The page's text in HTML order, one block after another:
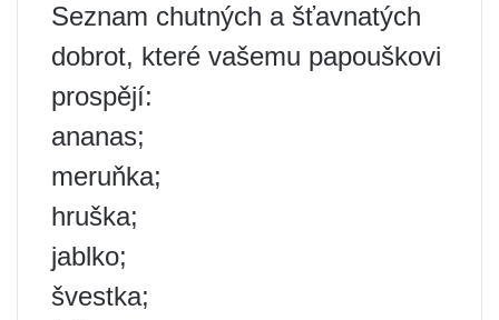
Seznam chutných a šťavnatých
dobrot, které vašemu papouškovi
prospějí:
ananas;
meruňka;
hruška;
jablko;
švestka;